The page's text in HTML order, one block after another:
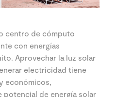
centro de cómputo
con energías
Aprovechar la luz solar
electricidad tiene
económicos,
potencial de energía solar